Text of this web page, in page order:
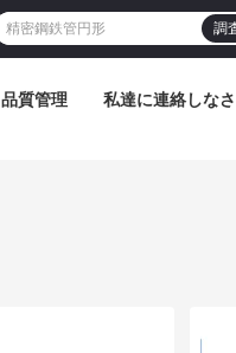
調
品質管理 私達に連絡しな